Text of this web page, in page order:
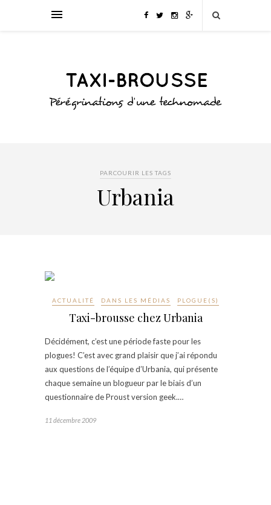
PARCOURIR LES TAGS
Urbania
ACTUALITÉ DANS LES MÉDIAS PLOGUE(S)
Taxi-brousse chez Urbania
Décidément, c’est une période faste pour les
plogues! C’est avec grand plaisir que j’ai répondu
aux questions de l’équipe d’Urbania, qui présente
chaque semaine un blogueur par le biais d’un
questionnaire de Proust version geek.…
11 décembre 2009